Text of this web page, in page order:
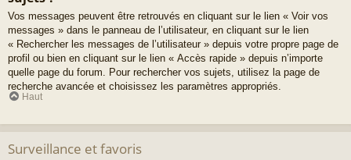
Vos messages peuvent être retrouvés en cliquant sur le lien « Voir vos
messages » dans le panneau de l’utilisateur, en cliquant sur le lien
« Rechercher les messages de l’utilisateur » depuis votre propre page de
profil ou bien en cliquant sur le lien « Accès rapide » depuis n’importe
quelle page du forum. Pour rechercher vos sujets, utilisez la page de
recherche avancée et choisissez les paramètres appropriés.
Haut
Surveillance et favoris